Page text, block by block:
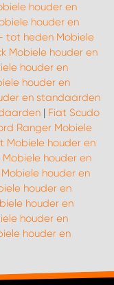
houder en
houder en
tot heden Mobiele
Mobiele houder en
houder en
houder en
en standaarden
| Fiat Scudo
Ranger Mobiele
Mobiele houder en
houder en
houder en
houder en
houder en
houder en
houder en